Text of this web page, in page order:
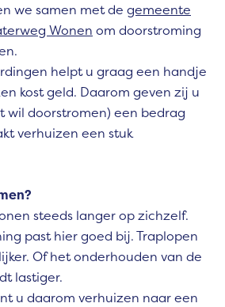
we samen met de gemeente
Wonen om doorstroming
helpt u graag een handje
kost geld. Daarom geven zij u
wil doorstromen) een bedrag
verhuizen een stuk
steeds langer op zichzelf.
past hier goed bij. Traplopen
Of het onderhouden van de
lastiger.
u daarom verhuizen naar een